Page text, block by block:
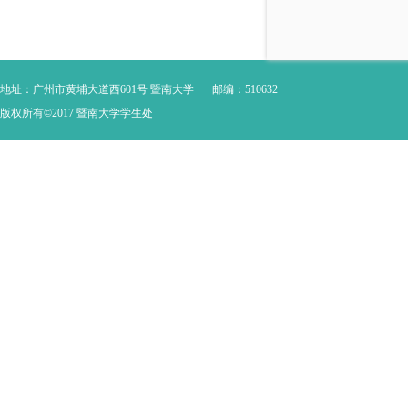
地址：广州市黄埔大道西601号 暨南大学
邮编：510632
版权所有©2017 暨南大学学生处